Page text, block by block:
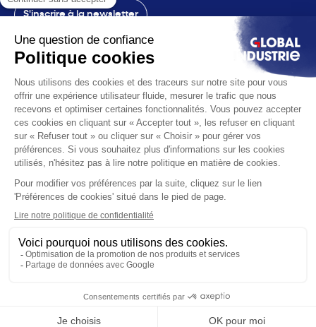
S'inscrire à la newsletter
Contact
Le salon
La voix
Les solutions
L'actualité
© 2026 Global Industrie. Tous droits réservés
Mentions légalesÉthique & conformité